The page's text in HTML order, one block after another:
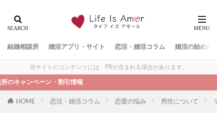
結婚相談所 婚活アプリ・サイト 恋活・婚活コラム 婚活の始め方
当サイトのコンテンツには、PRが含まれる場合があります。
・割引情報
HOME 恋活・婚活コラム 恋愛の悩み 男性について